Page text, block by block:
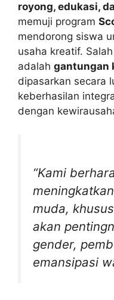
royong, edukasi,
memuji program
mendorong siswa
usaha kreatif.
adalah gantungan
dipasarkan secara
keberhasilan
dengan
“Kami
muda,
akan
gender,
emansipasi